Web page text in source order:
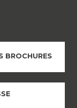
BROCHURES